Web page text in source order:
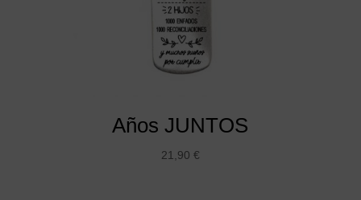
Años JUNTOS
21,90 €